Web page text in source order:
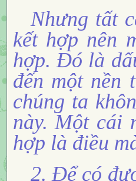
Nhưng tất
kết hợp nên
hợp. Đó là
đến một nền
chúng ta
này. Một cái
hợp là điều
2. Để có